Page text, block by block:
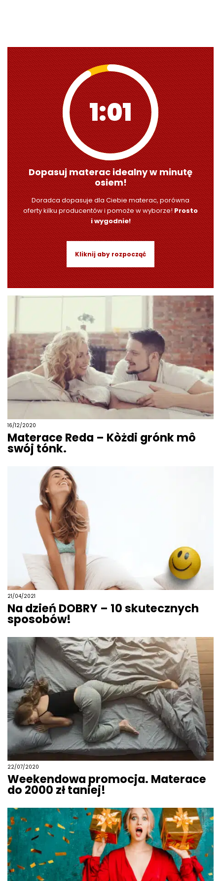
1:00
Dopasuj materac idealny w minutę
osiem!
Doradca dopasuje dla Ciebie materac, porówna
oferty kilku producentów i pomoże w wyborze!Prosto
i wygodnie!
Kliknij aby rozpocząć
16/12/2020
Materace Reda – Kòżdi grónk mô
swój tónk.
21/04/2021
Na dzień DOBRY – 10 skutecznych
sposobów!
22/07/2020
Weekendowa promocja. Materace
do 2000 zł taniej!